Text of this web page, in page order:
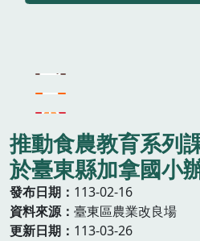
推動食農教育系列
於臺東縣加拿國小
發布日期
113-02-16
資料來源
臺東區農業改良場
更新日期
113-03-26